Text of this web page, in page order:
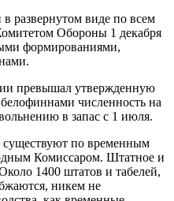
развернутом виде по всем
Обороны 1 декабря
формированиями,
превышал утвержденную
численность на
в запас с 1 июля.
существуют по временным
Комиссаром. Штатное и
1400 штатов и табелей,
никем не